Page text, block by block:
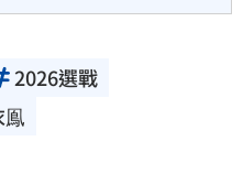
2026選戰
鳯